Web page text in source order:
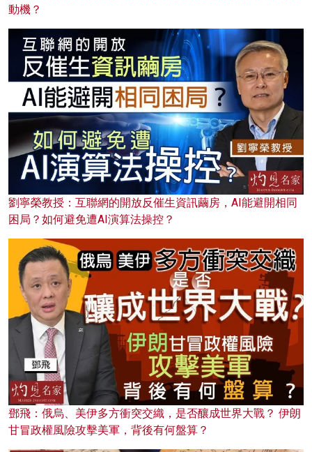
動機？
劉寧榮教授：互聯網的開放反催生資訊繭房，AI能避開相同
困局？如何避免遭AI演算法操控？
鄧飛：俄烏、美伊多方衝突交織，是否釀成世界大戰？ 伊朗
甘冒政權風險攻擊美軍，背後有何盤算？